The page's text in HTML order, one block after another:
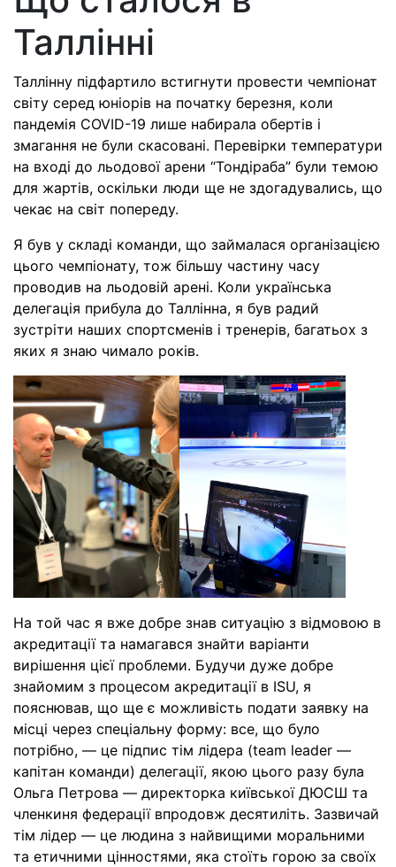
Таллінні
Таллінну підфартило встигнути провести чемпіонат
світу серед юніорів на початку березня, коли
пандемія COVID-19 лише набирала обертів і
змагання не були скасовані. Перевірки температури
на вході до льодової арени “Тондіраба” були темою
для жартів, оскільки люди ще не здогадувались, що
чекає на світ попереду.
Я був у складі команди, що займалася організацією
цього чемпіонату, тож більшу частину часу
проводив на льодовій арені. Коли українська
делегація прибула до Таллінна, я був радий
зустріти наших спортсменів і тренерів, багатьох з
яких я знаю чимало років.
На той час я вже добре знав ситуацію з відмовою в
акредитації та намагався знайти варіанти
вирішення цієї проблеми. Будучи дуже добре
знайомим з процесом акредитації в ISU, я
пояснював, що ще є можливість подати заявку на
місці через спеціальну форму: все, що було
потрібно, — це підпис тім лідера (team leader —
капітан команди) делегації, якою цього разу була
Ольга Петрова — директорка київської ДЮСШ та
членкиня федерації впродовж десятиліть. Зазвичай
тім лідер — це людина з найвищими моральними
та етичними цінностями, яка стоїть горою за своїх